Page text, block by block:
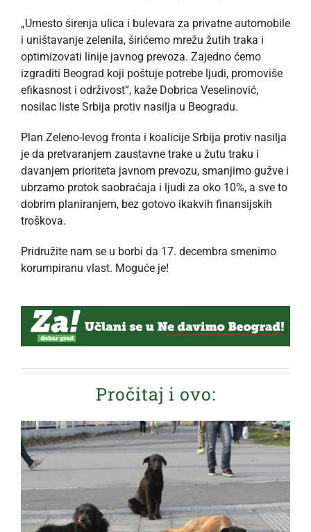
„Umesto širenja ulica i bulevara za privatne automobile
i uništavanje zelenila, širićemo mrežu žutih traka i
optimizovati linije javnog prevoza. Zajedno ćemo
izgraditi Beograd koji poštuje potrebe ljudi, promoviše
efikasnost i održivost“, kaže Dobrica Veselinović,
nosilac liste Srbija protiv nasilja u Beogradu.
Plan Zeleno-levog fronta i koalicije Srbija protiv nasilja
je da pretvaranjem zaustavne trake u žutu traku i
davanjem prioriteta javnom prevozu, smanjimo gužve i
ubrzamo protok saobraćaja i ljudi za oko 10%, a sve to
dobrim planiranjem, bez gotovo ikakvih finansijskih
troškova.
Pridružite nam se u borbi da 17. decembra smenimo
korumpiranu vlast. Moguće je!
Pročitaj i ovo: